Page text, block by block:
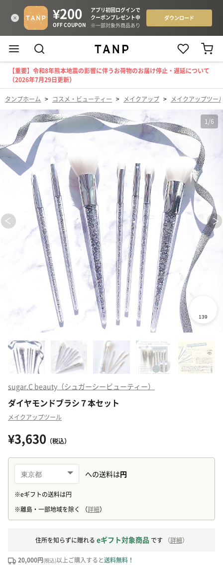
【重要】令和8年熊本地震の影響に伴うお荷物のお届け停止・遅延について
（2026年7月29日更新）
タンプホーム > コスメ・ビューティー > メイクアップ > メイクアップツー
1 /6
sugar.C beauty（シュガーシービューティー）
ダイヤモンドブラシ７本セット
メイクアップツール
¥3,630 （税込）
住所を知らずに贈れる eギフト対象商品 です （詳細）
20,000円(税込)以上ご購入すると送料無料！